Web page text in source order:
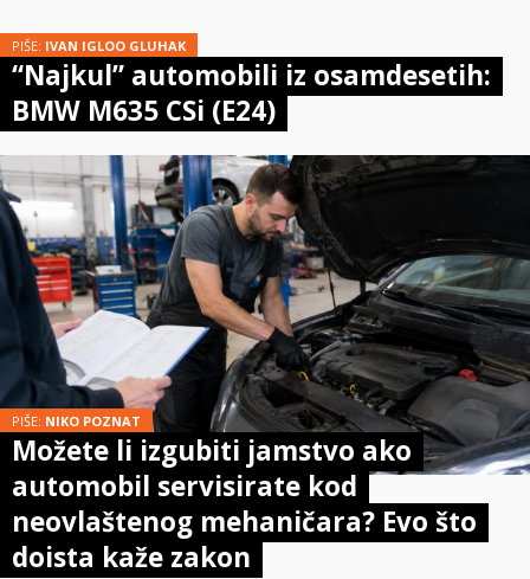
PIŠE: IVAN IGLOO GLUHAK
“Najkul” automobili iz osamdesetih:
BMW M635 CSi (E24)
PIŠE: NIKO POZNAT
Možete li izgubiti jamstvo ako
automobil servisirate kod
neovlaštenog mehaničara? Evo što
doista kaže zakon